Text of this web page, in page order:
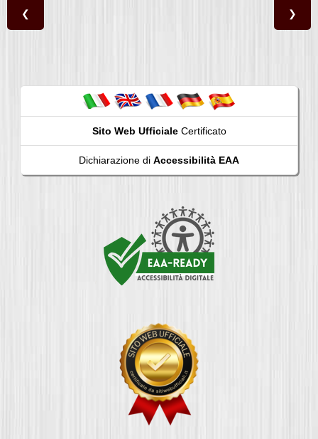
❮ ❯
Sito Web UfficialeCertificato
Dichiarazione di Accessibilità EAA